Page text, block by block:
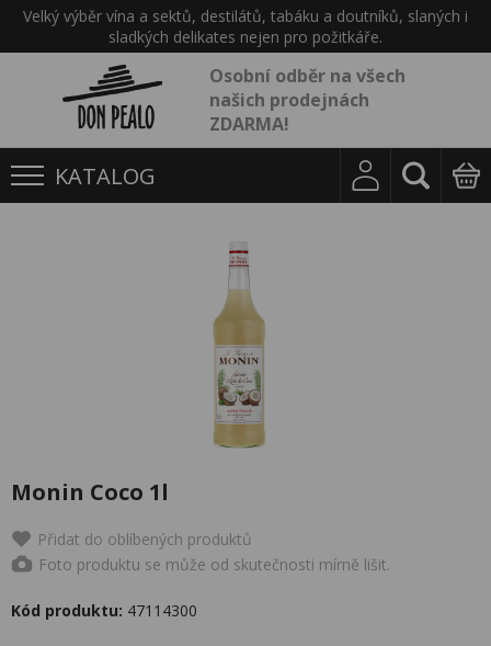
Velký výběr vína a sektů, destilátů, tabáku a doutníků, slaných i
sladkých delikates nejen pro požitkáře.
Osobní odběr na všech
našich prodejnách
ZDARMA!
KATALOG
Monin Coco 1l
Přidat do oblíbených produktů
Foto produktu se může od skutečnosti mírně lišit.
Kód produktu: 47114300